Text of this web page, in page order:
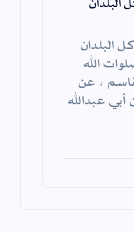
البلدان
الله
، عن
عبدالله